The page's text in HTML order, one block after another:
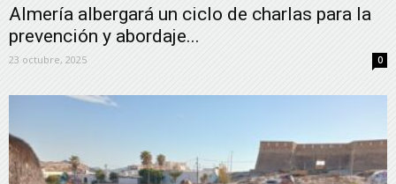
Almería albergará un ciclo de charlas para la
prevención y abordaje...
23 octubre, 2025 0